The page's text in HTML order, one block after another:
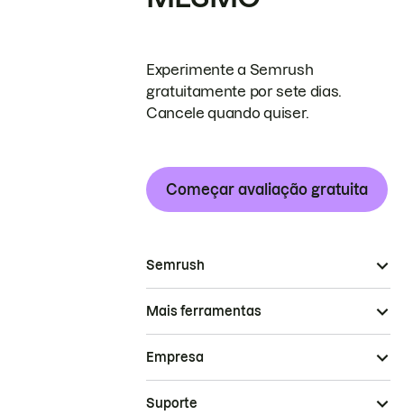
Experimente a Semrush
gratuitamente por sete dias.
Cancele quando quiser.
Começar avaliação gratuita
Semrush
Mais ferramentas
Empresa
Suporte